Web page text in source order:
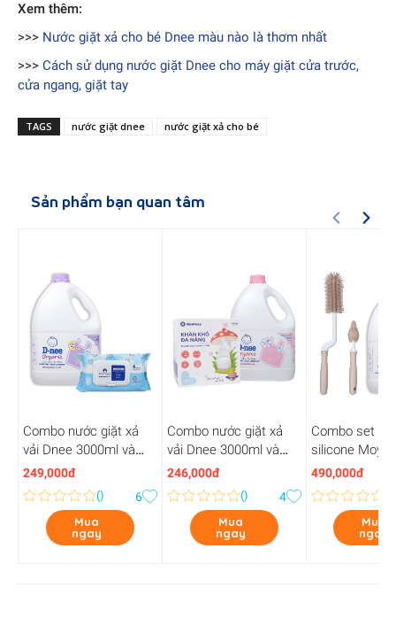
Xem thêm:
>>> Nước giặt xả cho bé Dnee màu nào là thơm nhất
>>> Cách sử dụng nước giặt Dnee cho máy giặt cửa trước,
cửa ngang, giặt tay
TAGS nước giặt dnee nước giặt xả cho bé
Sản phẩm bạn quan tâm
Combo nước giặt xả
vải Dnee 3000ml và
khăn ướt Mamago
100pcs
249,000đ
()
6
Mua
ngay
Combo nước giặt xả
vải Dnee 3000ml và
khăn khô KidsPlaza
180pcs KP028
246,000đ
()
4
Mua
ngay
Combo set cọ
silicone
và nước giặt
3000ml
490,000đ
Mua
ngay